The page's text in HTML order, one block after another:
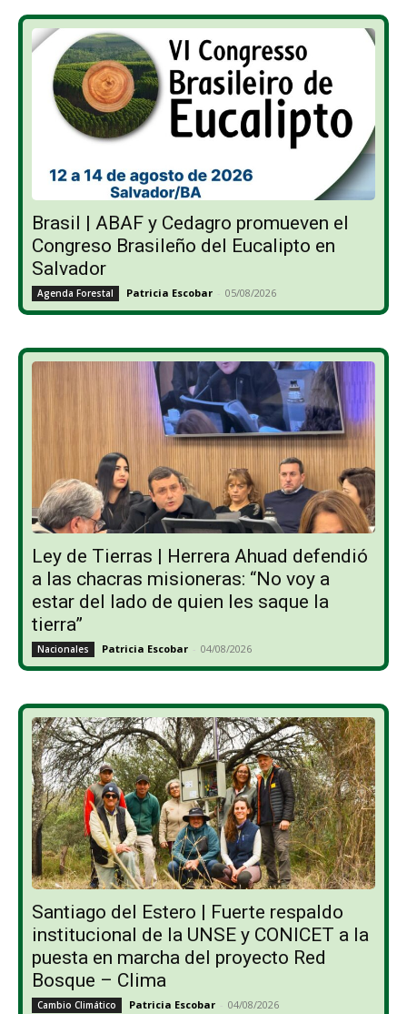
Brasil | ABAF y Cedagro promueven el
Congreso Brasileño del Eucalipto en
Salvador
Agenda Forestal Patricia Escobar - 05/08/2026
Ley de Tierras | Herrera Ahuad defendió
a las chacras misioneras: “No voy a
estar del lado de quien les saque la
tierra”
Nacionales Patricia Escobar - 04/08/2026
Santiago del Estero | Fuerte respaldo
institucional de la UNSE y CONICET a la
puesta en marcha del proyecto Red
Bosque – Clima
Cambio Climático Patricia Escobar - 04/08/2026